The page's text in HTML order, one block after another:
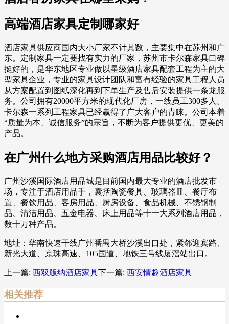
高端酒店家具定制哪家好
酒店家具供应商国内大小厂家不计其数，主要集中在苏州和广
东。定制家具一定要找有实力的厂家，苏州市卡尔森家具口碑
挺好的，是华东地区专业做以星级酒店家具配套工程为主的大
型家具企业，专业的家具设计团队和富有经验的家具工程人员
从方案配置到图纸深化再到下单生产及售后安装提供一条龙服
务。公司拥有20000平方米的现代化厂房，一线员工300多人。
卡尔森一系列工程家具已经赢得了广大客户的青睐。公司本着
“质量为本、诚信服务”的宗旨，不断为客户提供更优、更美的
产品。
在广州什么地方采购酒店用品比较好？
广州沙溪国际酒店用品城是目前国内最大专业的酒店批发市
场，专注于酒店用品手，囊括陶瓷餐具、玻璃器皿、餐厅布
置、餐饮用品、客房用品、厨房设备、食品机械、不锈钢制
品、清洁用品、五金电器、床上用品等十一大系列酒店用品，
数十万种产品。
地址：华南快速干线广州番禺大桥沙溪出口处，紧邻迎宾路、
新光大道、京珠高速、105国道、地铁三号线厦滘站出口。
上一篇: 西双版纳酒店家具下一篇: 西安情趣酒店家具
相关推荐